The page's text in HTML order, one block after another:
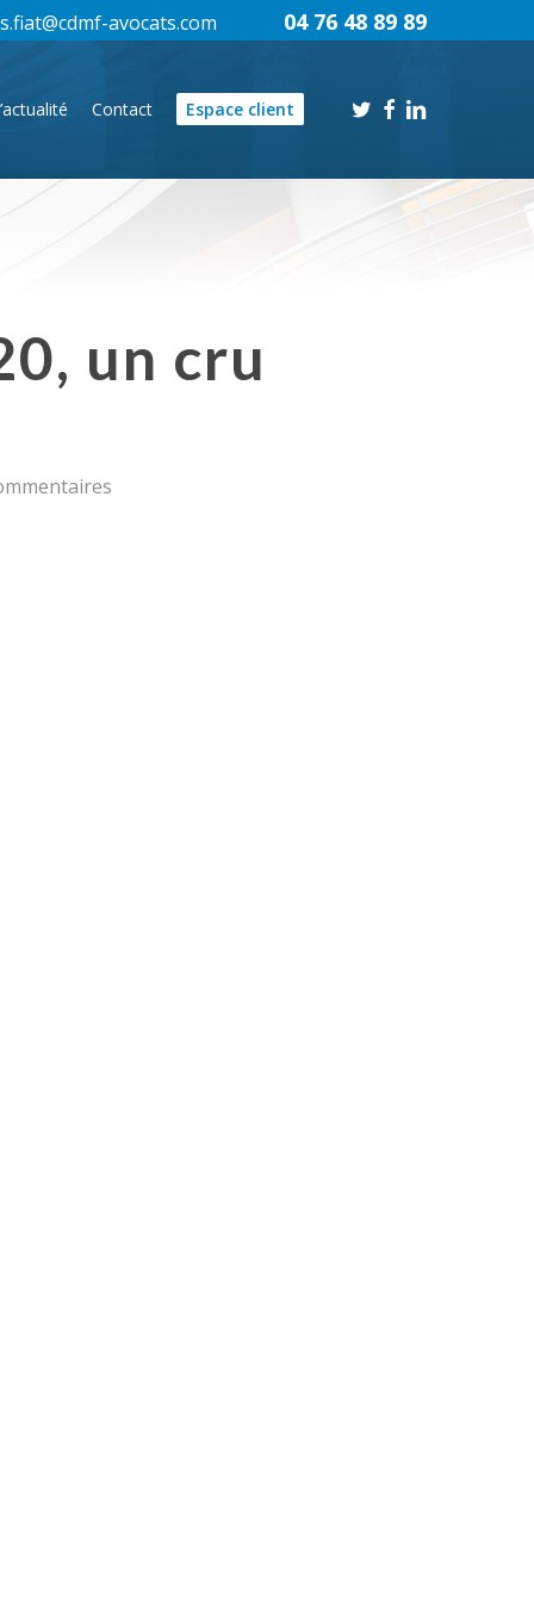
Contact Espace client twitterfacebook
linkedin
s.fiat@cdmf-avocats.com 04 76 48 89 89
un cru